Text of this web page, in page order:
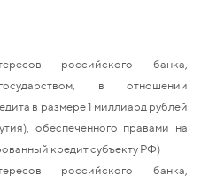
российского банка,
в отношении
в размере 1 миллиард рублей
обеспеченного правами на
кредит субъекту РФ)
российского банка,